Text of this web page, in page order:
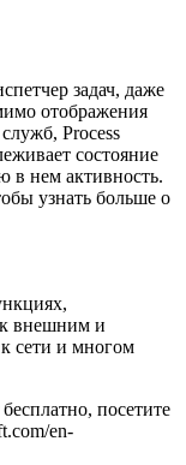
задач, даже
отображения
Process
состояние
в нем активность.
узнать больше о
внешним и
сети и многом
посетите
en-